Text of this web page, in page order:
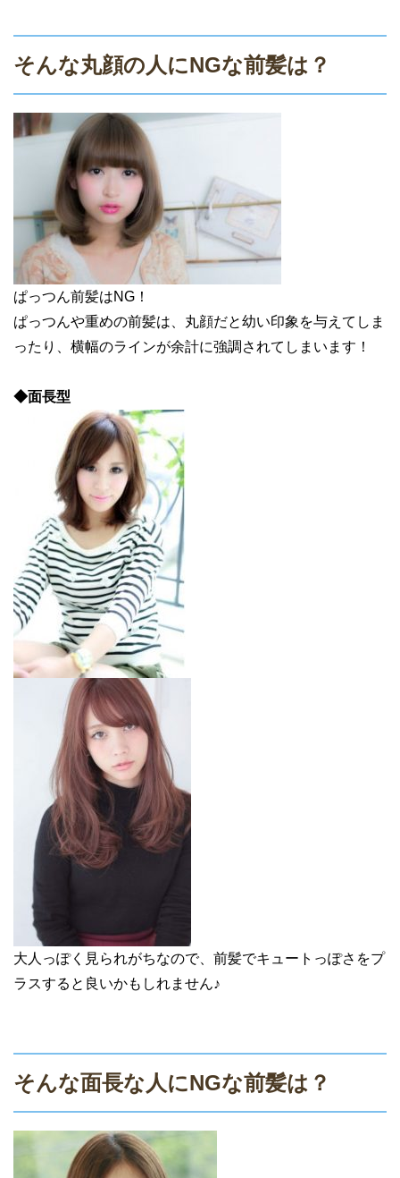
そんな丸顔の人にNGな前髪は？
ぱっつん前髪はNG！
ぱっつんや重めの前髪は、丸顔だと幼い印象を与えてしま
ったり、横幅のラインが余計に強調されてしまいます！
◆面長型
大人っぽく見られがちなので、前髪でキュートっぽさをプ
ラスすると良いかもしれません♪
そんな面長な人にNGな前髪は？